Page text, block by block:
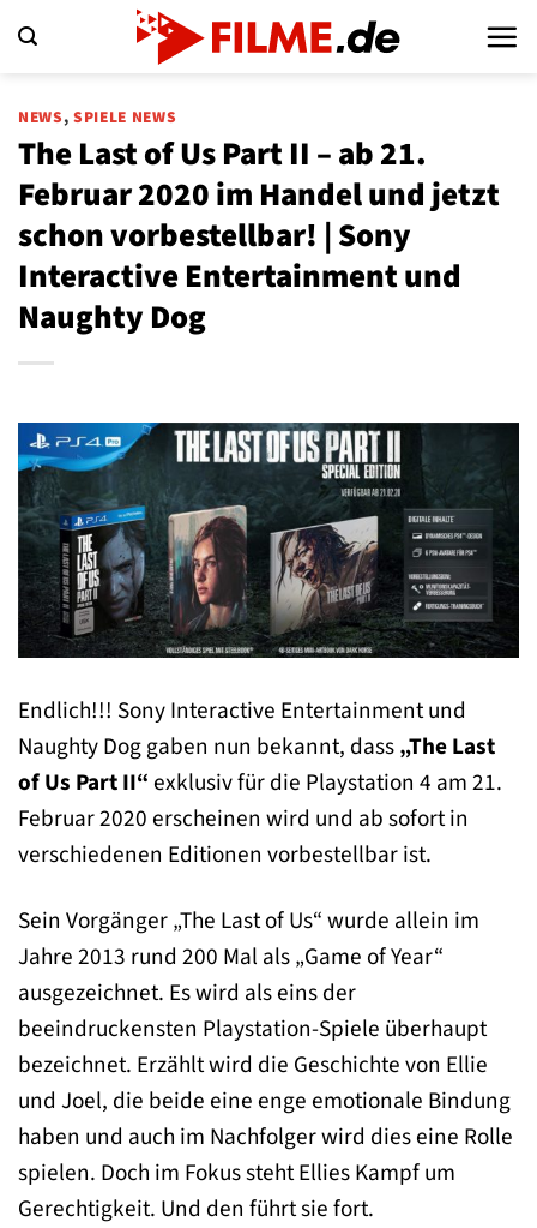
Inhalt
NEWS,SPIELE NEWS
The Last of Us Part II – ab 21.
Februar 2020 im Handel und jetzt
schon vorbestellbar! | Sony
Interactive Entertainment und
Naughty Dog
Endlich!!! Sony Interactive Entertainment und
Naughty Dog gaben nun bekannt, dass„The Last
of Us Part II“exklusiv für die Playstation 4 am 21.
Februar 2020 erscheinen wird und ab sofort in
verschiedenen Editionen vorbestellbar ist.
Sein Vorgänger „The Last of Us“ wurde allein im
Jahre 2013 rund 200 Mal als „Game of Year“
ausgezeichnet. Es wird als eins der
beeindruckensten Playstation-Spiele überhaupt
bezeichnet. Erzählt wird die Geschichte von Ellie
und Joel, die beide eine enge emotionale Bindung
haben und auch im Nachfolger wird dies eine Rolle
spielen. Doch im Fokus steht Ellies Kampf um
Gerechtigkeit. Und den führt sie fort.